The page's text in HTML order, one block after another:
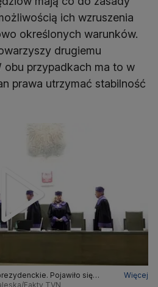
ich wzruszenia
określonych warunków.
drugiemu
obu przypadkach ma to w
prawa utrzymać stabilność
Pojawiło się
Więcej
Fakty TVN